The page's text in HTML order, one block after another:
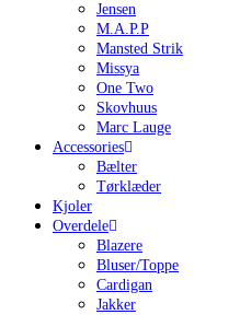
Jensen
M.A.P.P
Mansted Strik
Missya
One Two
Skovhuus
Marc Lauge
Accessories
Bælter
Tørklæder
Kjoler
Overdele
Blazere
Bluser/Toppe
Cardigan
Jakker